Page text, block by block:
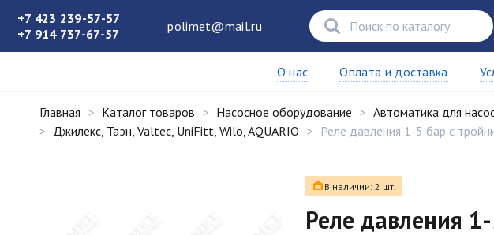
+7 423 239-57-57
+7 914 737-67-57
polimet@mail.ru
О нас Оплата и доставка
Главная Каталог товаров Насосное оборудование
Автоматика для
Джилекс, Таэн, Valtec, UniFitt, Wilo, AQUARIO
Реле давления 1-5 бар с
В наличии: 2 шт.
Реле давления